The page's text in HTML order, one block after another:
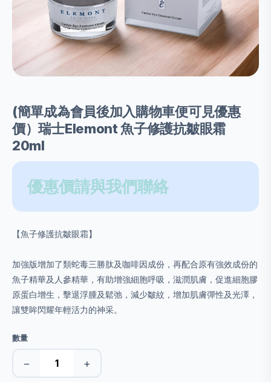
(簡單成為會員後加入購物車便可見優惠
價）瑞士Elemont 魚子修護抗皺眼霜
20ml
優惠價請與我們聯絡
【魚子修護抗皺眼霜】
加強版增加了類蛇毒三勝肽及咖啡因成份，再配合原有強效成份的
魚子精華及人參精華，有助增強細胞呼吸，滋潤肌膚，促進細胞膠
原蛋白增生，擊退浮腫及鬆弛，減少皺紋，增加肌膚彈性及光澤，
讓雙眸閃耀年輕活力的神采。
數量
− +